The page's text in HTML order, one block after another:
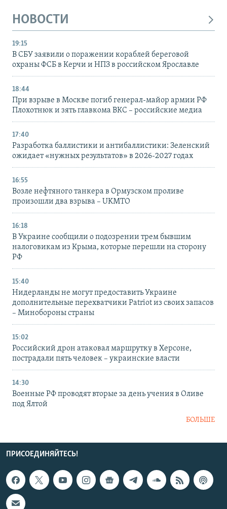
НОВОСТИ
19:15
В СБУ заявили о поражении кораблей береговой
охраны ФСБ в Керчи и НПЗ в российском Ярославле
18:44
При взрыве в Москве погиб генерал-майор армии РФ
Плохотнюк и зять главкома ВКС – российские медиа
17:40
Разработка баллистики и антибаллистики: Зеленский
ожидает «нужных результатов» в 2026-2027 годах
16:55
Возле нефтяного танкера в Ормузском проливе
произошли два взрыва – UKMTO
16:18
В Украине сообщили о подозрении трем бывшим
налоговикам из Крыма, которые перешли на сторону
РФ
15:40
Нидерланды не могут предоставить Украине
дополнительные перехватчики Patriot из своих запасов
– Минобороны страны
15:02
Российский дрон атаковал маршрутку в Херсоне,
пострадали пять человек – украинские власти
14:30
Военные РФ проводят вторые за день учения в Оливе
под Ялтой
БОЛЬШЕ
ПРИСОЕДИНЯЙТЕСЬ!